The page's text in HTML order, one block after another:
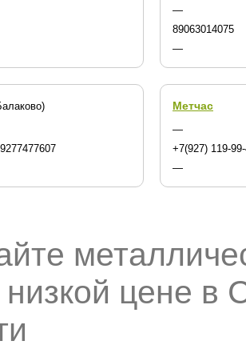
—
89063014075
—
Метчас
—
+7(927) 119-
—
цене в